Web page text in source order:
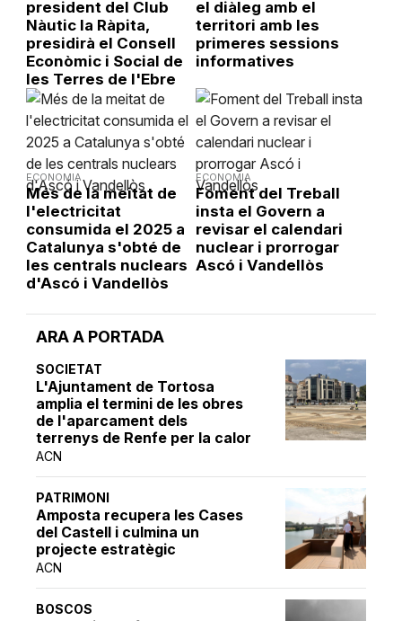
ARA A PORTADA
SOCIETAT
L'Ajuntament de Tortosa
amplia el termini de les obres
de l'aparcament dels
terrenys de Renfe per la calor
ACN
PATRIMONI
Amposta recupera les Cases
del Castell i culmina un
projecte estratègic
ACN
BOSCOS
president del Club
Nàutic la Ràpita,
presidirà el Consell
Econòmic i Social de
les Terres de l'Ebre
el diàleg amb el
territori amb les
primeres sessions
informatives
ECONOMIA
Més de la meitat de
l'electricitat
consumida el 2025 a
Catalunya s'obté de
les centrals nuclears
d'Ascó i Vandellòs
ECONOMIA
Foment del Treball
insta el Govern a
revisar el calendari
nuclear i prorrogar
Ascó i Vandellòs